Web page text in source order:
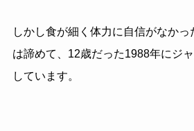
しかし食が細く体力に自信がなかっ
は諦めて、12歳だった1988年にジ
しています。